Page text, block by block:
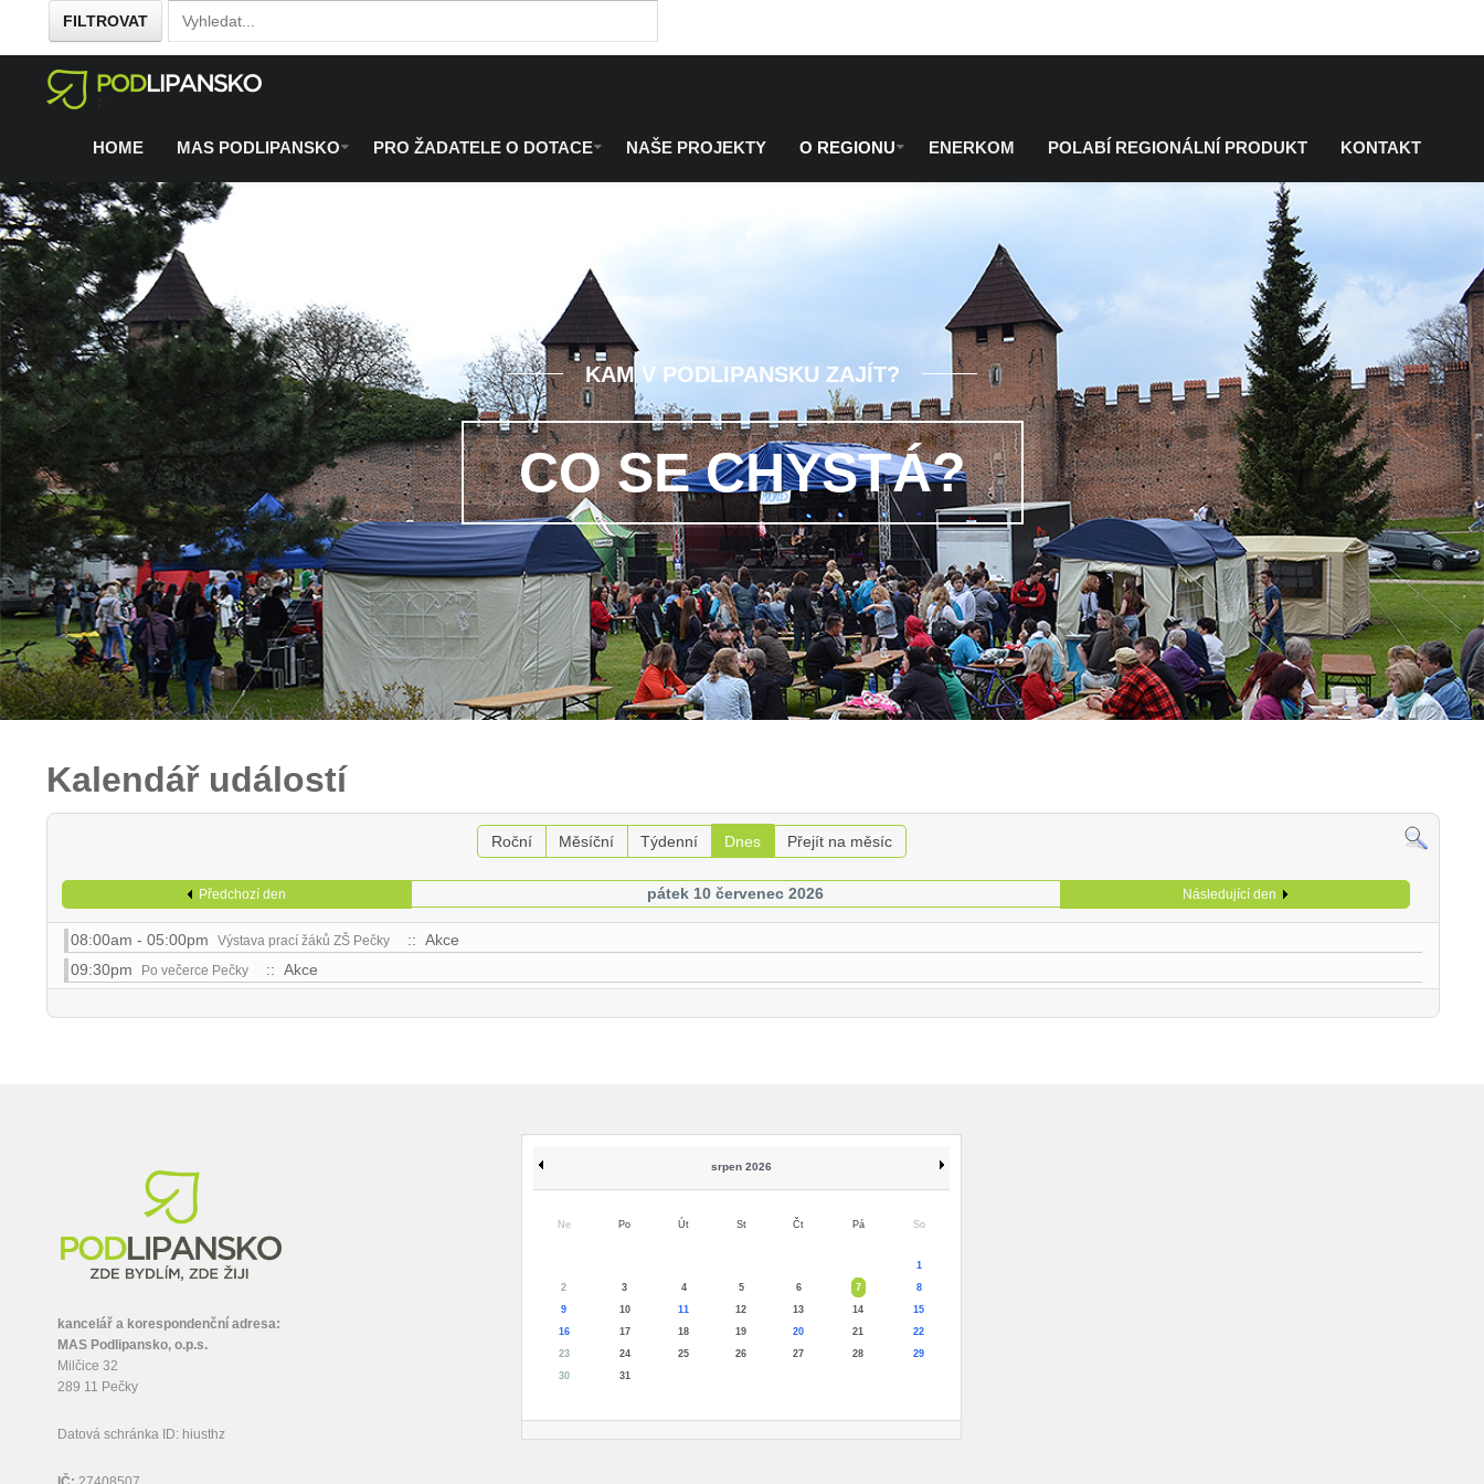
FILTROVAT
HOME MAS PODLIPANSKO PRO ŽADATELE O DOTACE NAŠE PROJEKTY O REGIONU ENERKOM POLABÍ REGIONÁLNÍ PRODUKT KONTAKT
/ O regionu / Co se chystá
KAM V PODLIPANSKU ZAJÍT?
CO SE CHYSTÁ?
Kalendář událostí
Roční Měsíční Týdenní Dnes Přejít na měsíc
Předchozí den pátek 10 červenec 2026 Následující den
08:00am - 05:00pm Výstava prací žáků ZŠ Pečky
:: Akce
09:30pm
Po večerce Pečky :: Akce
kancelář a korespondenční adresa:
MAS Podlipansko, o.p.s.
Milčice 32
289 11 Pečky
Datová schránka ID: hiusthz
srpen 2026
Ne Po Út St Čt Pá So
1
2
3 4 5 6 7
8
9
10 11 12 13 14
15
16
17 18 19 20 21
22
23
24 25 26 27 28
29
30
31